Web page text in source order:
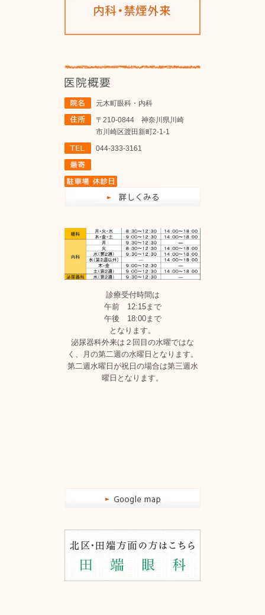
元木町眼科・内科
〒210-0844 神奈川県川崎
市川崎区渡田新町2-1-1
044-333-3161
診療受付時間は
午前 12:15まで
午後 18:00まで
となります。
泌尿器科外来は２回目の水曜ではな
く、月の第二週の水曜日となります。
第二週水曜日が祝日の場合は第三週水
曜日となります。